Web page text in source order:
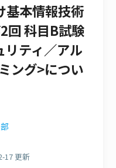
本情報技術
回 科目B試験
リティ／アル
ング>につい
17 更新